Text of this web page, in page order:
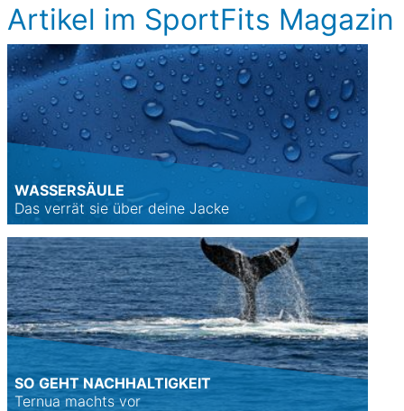
Artikel im SportFits Magazin
WASSERSÄULE
Das verrät sie über deine Jacke
SO GEHT NACHHALTIGKEIT
Ternua machts vor